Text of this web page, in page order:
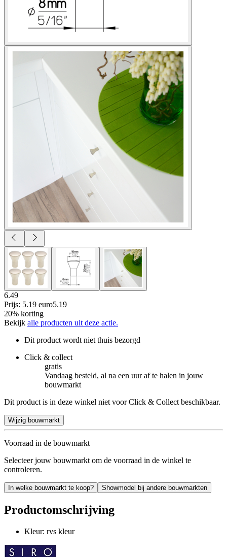
6.49
Prijs: 5.19 euro5.19
20% korting
Bekijk alle producten uit deze actie.
Dit product wordt niet thuis bezorgd
Click & collect
gratis
Vandaag besteld, al na een uur af te halen in jouw
bouwmarkt
Dit product is in deze winkel niet voor Click & Collect beschikbaar.
Wijzig bouwmarkt
Voorraad in de bouwmarkt
Selecteer jouw bouwmarkt om de voorraad in de winkel te
controleren.
In welke bouwmarkt te koop? Showmodel bij andere bouwmarkten
Productomschrijving
Kleur: rvs kleur